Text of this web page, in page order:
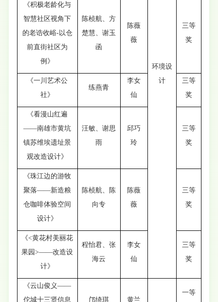
环境设
计
《积极老龄化与
智慧社区视角下
的老诰收峪-以仓
前直街社区为
例》
陈桢航、方
楚慧、谢玉
函
陈薇
薇
三等
奖
《一川艺术公
社》
练燕青
李女
仙
三等
奖
《看漫山红遍
——南雄市黄坑
镇苏维埃遗址景
观改造设计》
汪敏、谢思
雨
邱巧
玲
三等
奖
《珠江边的游牧
聚落——新造粮
仓咖啡体验空间
设计》
陈桢航、陈
向专
陈薇
薇
三等
奖
《<黄花村美丽花
果园>——改造设
计》
程怡君、张
海云
李女
仙
三等
奖
《云山俊义——
佗城十三贤信息
邝绮琪 黄兰
一等